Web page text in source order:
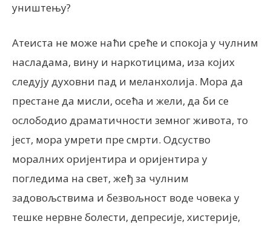
уништењу?
Атеиста не може наћи среће и спокоја у чулним
насладама, вину и наркотицима, иза којих
следују духовни пад и меланхолија. Мора да
престане да мисли, осећа и жели, да би се
ослободио драматичности земног живота, то
јест, мора умрети пре смрти. Одсуство
моралних оријентира и оријентира у
погледима на свет, жеђ за чулним
задовољствима и безвољност воде човека у
тешке нервне болести, депресије, хистерије,